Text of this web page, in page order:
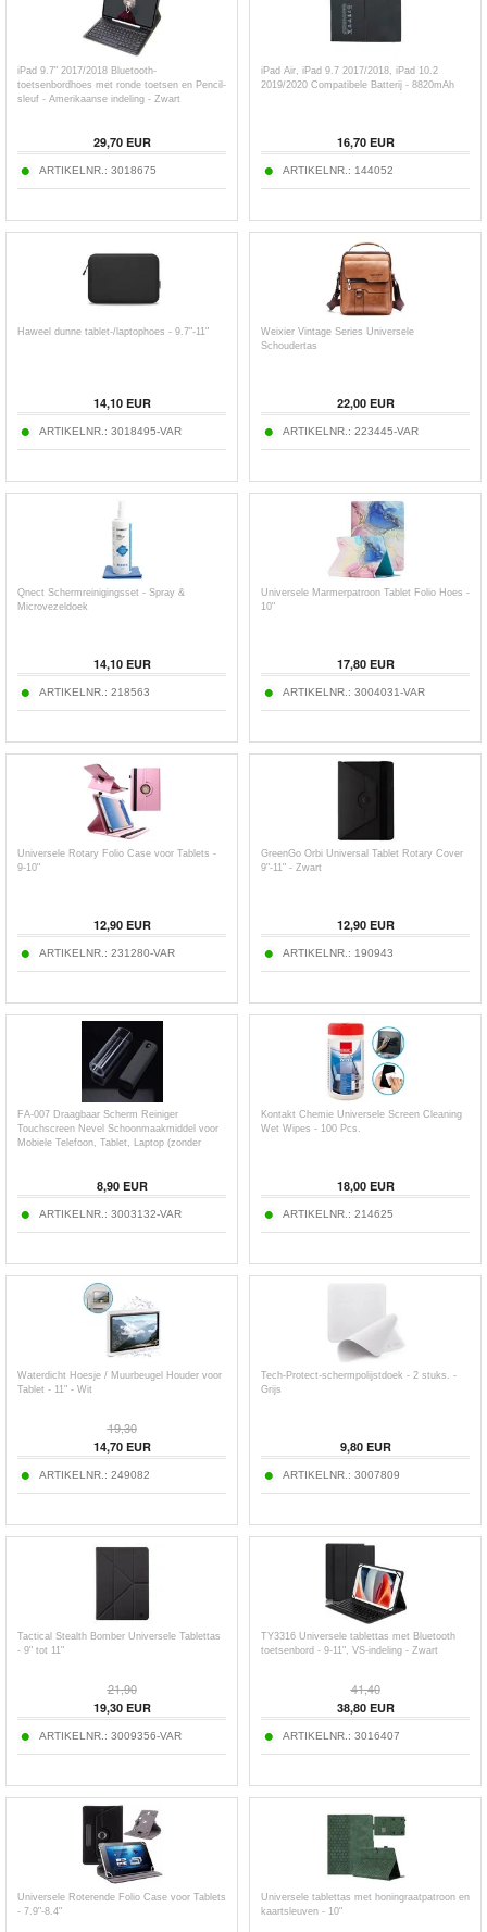
iPad 9.7" 2017/2018 Bluetooth-
toetsenbordhoes met ronde toetsen en Pencil-
sleuf - Amerikaanse indeling - Zwart
29,70EUR
ARTIKELNR.: 3018675
iPad Air, iPad 9.7 2017/2018, iPad 10.2
2019/2020 Compatibele Batterij - 8820mAh
16,70EUR
ARTIKELNR.: 144052
Haweel dunne tablet-/laptophoes - 9.7"-11"
14,10EUR
ARTIKELNR.: 3018495-VAR
Weixier Vintage Series Universele
Schoudertas
22,00EUR
ARTIKELNR.: 223445-VAR
Qnect Schermreinigingsset - Spray &
Microvezeldoek
14,10EUR
ARTIKELNR.: 218563
Universele Marmerpatroon Tablet Folio Hoes -
10"
17,80EUR
ARTIKELNR.: 3004031-VAR
Universele Rotary Folio Case voor Tablets -
9-10"
12,90EUR
ARTIKELNR.: 231280-VAR
GreenGo Orbi Universal Tablet Rotary Cover
9"-11" - Zwart
12,90EUR
ARTIKELNR.: 190943
FA-007 Draagbaar Scherm Reiniger
Touchscreen Nevel Schoonmaakmiddel voor
Mobiele Telefoon, Tablet, Laptop (zonder
8,90EUR
ARTIKELNR.: 3003132-VAR
Kontakt Chemie Universele Screen Cleaning
Wet Wipes - 100 Pcs.
18,00EUR
ARTIKELNR.: 214625
Waterdicht Hoesje / Muurbeugel Houder voor
Tablet - 11" - Wit
19,30
14,70EUR
ARTIKELNR.: 249082
Tech-Protect-schermpolijstdoek - 2 stuks. -
Grijs
9,80EUR
ARTIKELNR.: 3007809
Tactical Stealth Bomber Universele Tablettas
- 9" tot 11"
21,90
19,30EUR
ARTIKELNR.: 3009356-VAR
TY3316 Universele tablettas met Bluetooth
toetsenbord - 9-11", VS-indeling - Zwart
41,40
38,80EUR
ARTIKELNR.: 3016407
Universele Roterende Folio Case voor Tablets
- 7.9"-8.4"
Universele tablettas met honingraatpatroon en
kaartsleuven - 10"